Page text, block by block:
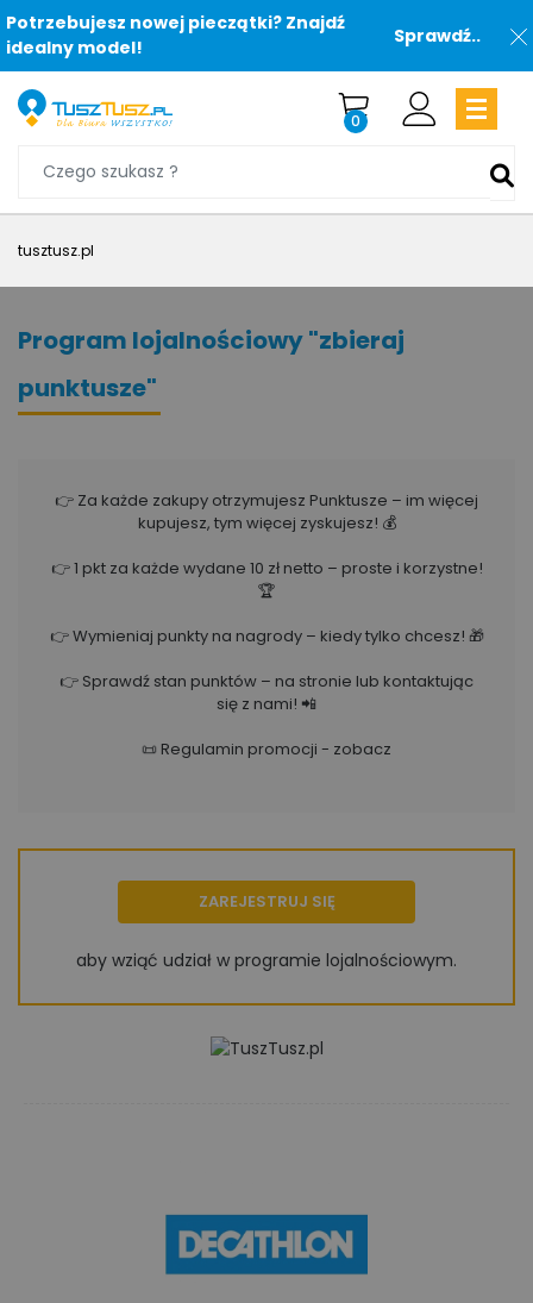
Potrzebujesz nowej pieczątki? Znajdź
idealny model!
Sprawdź..
0
tusztusz.pl
Program lojalnościowy "zbieraj
punktusze"
👉 Za każde zakupy otrzymujesz Punktusze – im więcej
kupujesz, tym więcej zyskujesz! 💰
👉 1 pkt za każde wydane 10 zł netto – proste i korzystne!
🏆
👉 Wymieniaj punkty na nagrody – kiedy tylko chcesz! 🎁
👉 Sprawdź stan punktów – na stronie lub kontaktując
się z nami! 📲
📜 Regulamin promocji - zobacz
ZAREJESTRUJ SIĘ
aby wziąć udział w programie lojalnościowym.